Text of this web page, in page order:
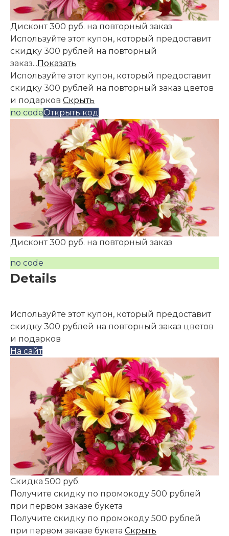
Дисконт 300 руб. на повторный заказ
Используйте этот купон, который предоставит
скидку 300 рублей на повторный
заказ...Показать
Используйте этот купон, который предоставит
скидку 300 рублей на повторный заказ цветов
и подарков Скрыть
no codeОткрыть код
Дисконт 300 руб. на повторный заказ
no code
Details
Используйте этот купон, который предоставит
скидку 300 рублей на повторный заказ цветов
и подарков
На сайт
Скидка 500 руб.
Получите скидку по промокоду 500 рублей
при первом заказе букета
Получите скидку по промокоду 500 рублей
при первом заказе букета Скрыть